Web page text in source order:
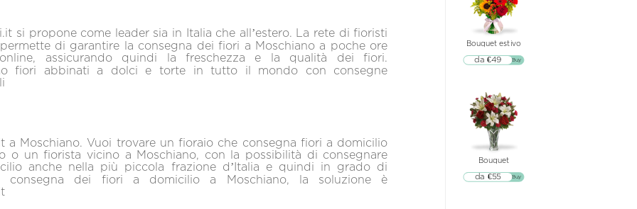
si propone come leader sia in Italia che all’estero. La rete di fioristi
di garantire la consegna dei fiori a Moschiano a poche ore
online, assicurando quindi la freschezza e la qualità dei fiori.
fiori abbinati a dolci e torte in tutto il mondo con consegne
a Moschiano. Vuoi trovare un fioraio che consegna fiori a domicilio
o un fiorista vicino a Moschiano, con la possibilità di consegnare
anche nella più piccola frazione d’Italia e quindi in grado di
consegna dei fiori a domicilio a Moschiano, la soluzione è
Bouquet estivo
▷▷ Buy
da €49
Bouquet
▷▷ Buy
da €55